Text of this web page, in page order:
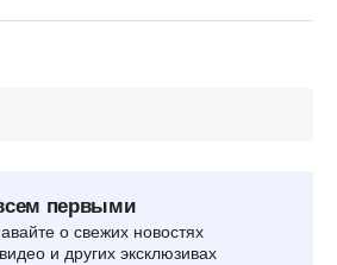
первыми
о свежих новостях
и других эксклюзивах